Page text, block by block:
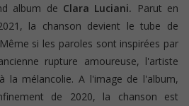
album de Clara Luciani. Parut en
la chanson devient le tube de
si les paroles sont inspirées par
rupture amoureuse, l'artiste
la mélancolie. A l'image de l'album,
de 2020, la chanson est